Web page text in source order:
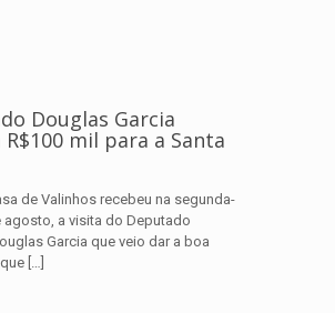
Douglas Garcia
mil para a Santa
de Valinhos recebeu na segunda-
agosto, a visita do Deputado
Garcia que veio dar a boa
[…]